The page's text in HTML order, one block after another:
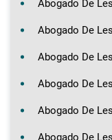
Abogado De
Abogado De
Abogado De
Abogado De
Abogado De